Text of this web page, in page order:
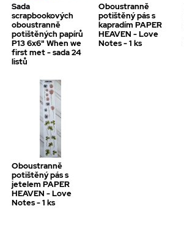
Sada
scrapbookových
oboustranně
potištěných papírů
P13 6x6" When we
first met - sada 24
listů
Oboustranně
potištěný pás s
kapradím PAPER
HEAVEN - Love
Notes - 1 ks
Oboustranně
potištěný pás s
jetelem PAPER
HEAVEN - Love
Notes - 1 ks